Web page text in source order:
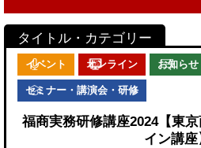
イベント オンライン お知らせ
セミナー・講演会・研修
福商実務研修講座2024【東
イン講座